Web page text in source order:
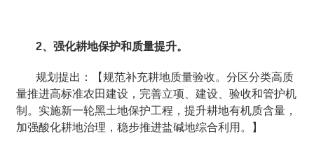
2、强化耕地保护和质量提升。
规划提出：【规范补充耕地质量验收。分区分类高质
量推进高标准农田建设，完善立项、建设、验收和管护机
制。实施新一轮黑土地保护工程，提升耕地有机质含量，
加强酸化耕地治理，稳步推进盐碱地综合利用。】